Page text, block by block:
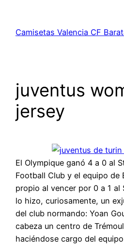
contenido
Camisetas Valencia CF
juventus
jersey
El Olympique ganó 4 a 0 al
Football Club y el equipo de
propio al vencer por 0 a 1 al
lo hizo, curiosamente, un
del club normando: Yoan
cabeza un centro de
haciéndose cargo del